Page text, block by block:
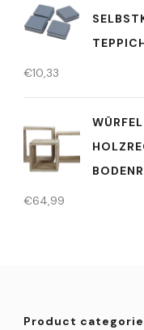
€10,33
€64,99
Product